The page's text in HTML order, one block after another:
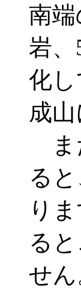
南
岩
化
成
ま
る
り
る
せん